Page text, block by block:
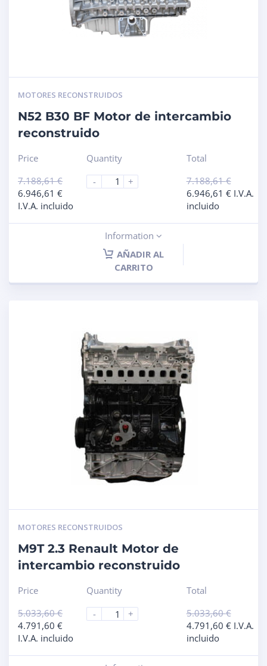
MOTORES RECONSTRUIDOS
N52 B30 BF Motor de intercambio
reconstruido
Price
7.188,61€
6.946,61 €
I.V.A. incluido
Quantity
-
+
Total
7.188,61€
6.946,61 € I.V.A.
incluido
Information
AÑADIR AL
CARRITO
MOTORES RECONSTRUIDOS
M9T 2.3 Renault Motor de
intercambio reconstruido
Price
5.033,60€
4.791,60 €
I.V.A. incluido
Quantity
-
+
Total
5.033,60€
4.791,60 € I.V.A.
incluido